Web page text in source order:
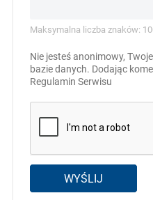
Maksymalna liczba znaków:
Nie jesteś anonimowy,
bazie danych. Dodając
Regulamin Serwisu
WYŚLIJ